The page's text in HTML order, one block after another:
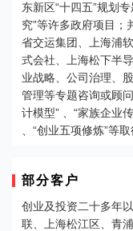
东新区“十四五”规划
究”等许多政府项目；
省交运集团、上海浦
式会社、上海松下半
业战略、公司治理、
管理等专题咨询或顾
计模型” 、“家族企业
、“创业五项修炼”等
部分客户
创业及投资二十多年
联、上海松江区、青